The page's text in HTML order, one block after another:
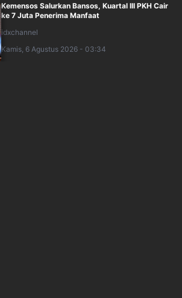
Kemensos Salurkan Bansos, Kuartal III PKH Cair
ke 7 Juta Penerima Manfaat
idxchannel
Kamis, 6 Agustus 2026 - 03:34